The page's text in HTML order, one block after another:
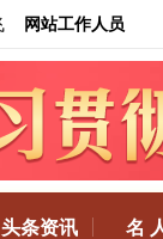
网站工作人员
头条资讯 名